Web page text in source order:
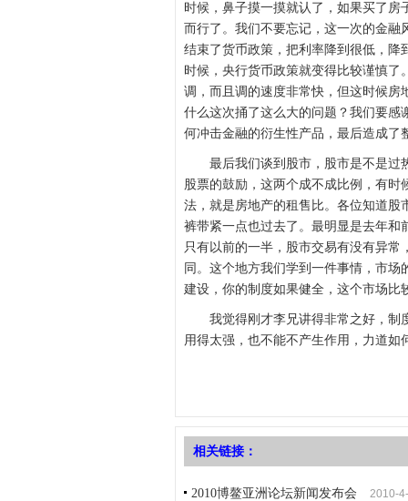
时候，鼻子摸一摸就认了，如果买了
而行了。我们不要忘记，这一次的金融
结束了货币政策，把利率降到很低，降
时候，央行货币政策就变得比较谨慎
调，而且调的速度非常快，但这时候房
什么这次捅了这么大的问题？我们要感
何冲击金融的衍生性产品，最后造成了
最后我们谈到股市，股市是不是过
股票的鼓励，这两个成不成比例，有
法，就是房地产的租售比。各位知道股
裤带紧一点也过去了。最明显是去年和
只有以前的一半，股市交易有没有异
同。这个地方我们学到一件事情，市
建设，你的制度如果健全，这个市场比
我觉得刚才李兄讲得非常之好，制
用得太强，也不能不产生作用，力道如
相关链接：
2010博鳌亚洲论坛新闻发布会 2010-